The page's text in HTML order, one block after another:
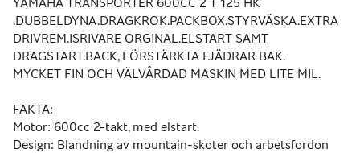
.DUBBELDYNA.DRAGKROK.PACKBOX.STYRVÄSKA.EXTRA
DRIVREM.ISRIVARE ORGINAL.ELSTART SAMT
DRAGSTART.BACK, FÖRSTÄRKTA FJÄDRAR BAK.
MYCKET FIN OCH VÄLVÅRDAD MASKIN MED LITE MIL.
FAKTA:
Motor: 600cc 2-takt, med elstart.
Design: Blandning av mountain-skoter och arbetsfordon